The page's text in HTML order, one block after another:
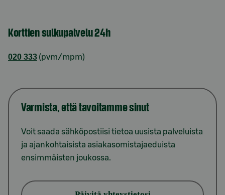
Korttien sulkupalvelu 24h
020 333 (pvm/mpm)
Varmista, että tavoitamme sinut
Voit saada sähköpostiisi tietoa uusista palveluista
ja ajankohtaisista asiakasomistajaeduista
ensimmäisten joukossa.